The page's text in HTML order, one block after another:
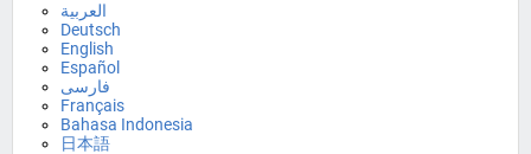
العربية
Deutsch
English
Español
فارسی
Français
Bahasa Indonesia
日本語